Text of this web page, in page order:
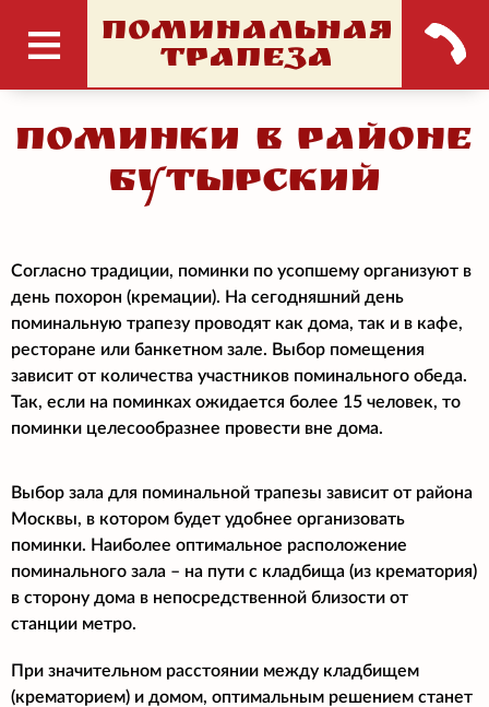
ПОМИНАЛЬНАЯ
ТРАПЕЗА
Поминки в районе
Бутырский
Согласно традиции, поминки по усопшему организуют в
день похорон (кремации). На сегодняшний день
поминальную трапезу проводят как дома, так и в кафе,
ресторане или банкетном зале. Выбор помещения
зависит от количества участников поминального обеда.
Так, если на поминках ожидается более 15 человек, то
поминки целесообразнее провести вне дома.
Выбор зала для поминальной трапезы зависит от района
Москвы, в котором будет удобнее организовать
поминки. Наиболее оптимальное расположение
поминального зала – на пути с кладбища (из крематория)
в сторону дома в непосредственной близости от
станции метро.
При значительном расстоянии между кладбищем
(крематорием) и домом, оптимальным решением станет